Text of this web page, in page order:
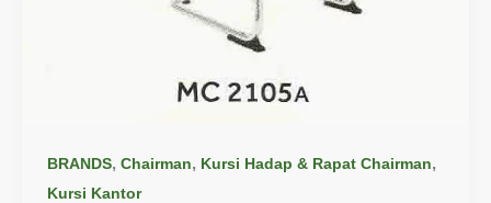
BRANDS, Chairman, Kursi Hadap & Rapat Chairman,
Kursi Kantor